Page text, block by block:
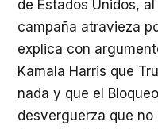
de Estados Unidos,
campaña atravieza
explica con
Kamala Harris que
nada y que el
desverguerza que